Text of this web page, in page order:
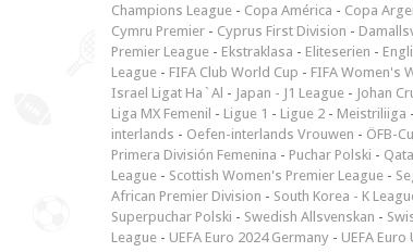
Champions League - Copa América - Copa
Cymru Premier - Cyprus First Division -
Premier League - Ekstraklasa - Eliteserien -
League - FIFA Club World Cup - FIFA Women's
Israel Ligat Ha`Al - Japan - J1 League - Johan
Liga MX Femenil - Ligue 1 - Ligue 2 - Meistriliiga -
interlands - Oefen-interlands Vrouwen - ÖFB-
Primera División Femenina - Puchar Polski -
League - Scottish Women's Premier League -
African Premier Division - South Korea - K
Superpuchar Polski - Swedish Allsvenskan -
League - UEFA Euro 2024 Germany - UEFA